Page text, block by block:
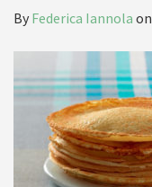
By Federica Iannola on